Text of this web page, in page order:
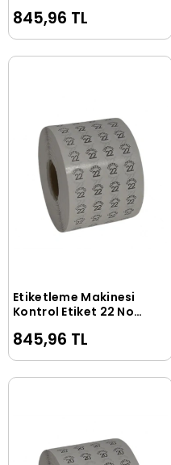
845,96 TL
Sepete Ekle
Etiketleme Makinesi
Kontrol Etiket 22 No
845,96 TL